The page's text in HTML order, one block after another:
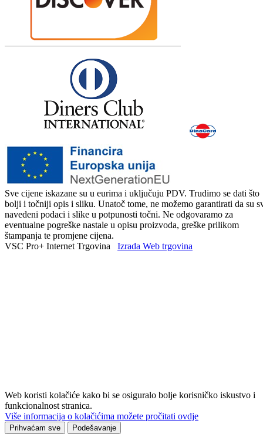
Sve cijene iskazane su u eurima i uključuju PDV. Trudimo se dati što
bolji i točniji opis i sliku. Unatoč tome, ne možemo garantirati da su
navedeni podaci i slike u potpunosti točni. Ne odgovaramo za
eventualne pogreške nastale u opisu proizvoda, greške prilikom
štampanja te promjene cijena.
VSC Pro+ Internet Trgovina Izrada Web trgovina
Web koristi kolačiće kako bi se osiguralo bolje korisničko iskustvo i
funkcionalnost stranica.
Više informacija o kolačićima možete pročitati ovdje
Prihvaćam sve Podešavanje